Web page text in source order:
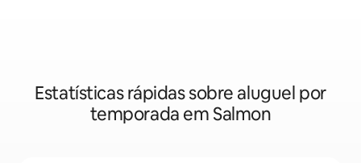
Estatísticas rápidas sobre aluguel por
temporada em Salmon